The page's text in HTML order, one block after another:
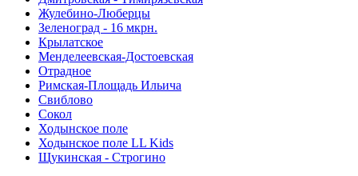
Жулебино-Люберцы
Зеленоград - 16 мкрн.
Крылатское
Менделеевская-Достоевская
Отрадное
Римская-Площадь Ильича
Свиблово
Сокол
Ходынское поле
Ходынское поле LL Kids
Щукинская - Строгино